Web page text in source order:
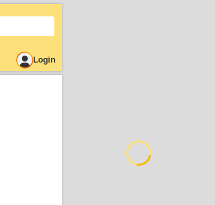
Login